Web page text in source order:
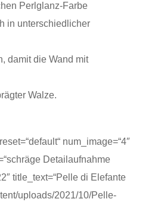
Perlglanz-Farbe
in unterschiedlicher
damit die Wand mit
Walze.
num_image=“4″
Detailaufnahme
title_text=“Pelle di Elefante
uploads/2021/10/Pelle-